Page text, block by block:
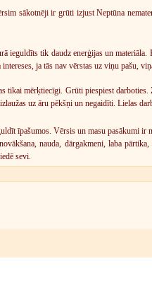
sākotnēji ir grūti izjust Neptūna
ieguldīts tik daudz enerģijas un
ja tās nav vērstas uz viņu pašu,
tikai mērķtiecīgi. Grūti piespiest
uz āru pēkšņi un negaidīti. Lielas
īpašumos. Vērsis un masu pasākumi
nauda, dārgakmeni, laba
sevi.